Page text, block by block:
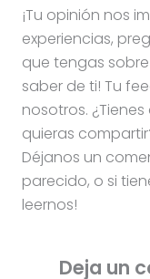
¡Tu opinión nos
experiencias,
que tengas
saber de ti! Tu
nosotros.
quieras
Déjanos un
parecido, o si
leernos!
Deja un